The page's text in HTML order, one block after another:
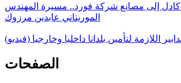
إلى مصانع شركة فورد.. مسيرة المهندس
الموريتاني عابدين مرزوك
اللازمة لتأمين بلدانا داخليا وخارجيا (فيديو)
الصفحات